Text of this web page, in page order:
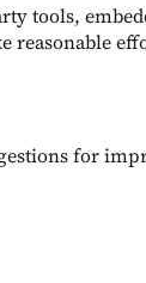
tools,
for